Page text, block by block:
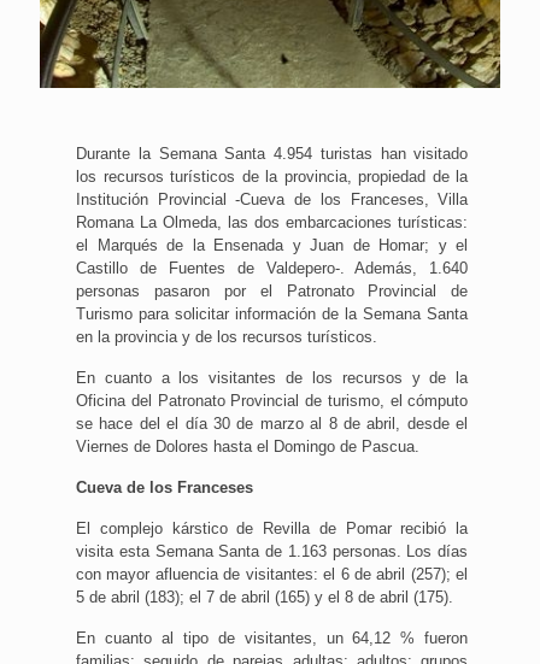
Durante la Semana Santa 4.954 turistas han visitado
los recursos turísticos de la provincia, propiedad de la
Institución Provincial -Cueva de los Franceses, Villa
Romana La Olmeda, las dos embarcaciones turísticas:
el Marqués de la Ensenada y Juan de Homar; y el
Castillo de Fuentes de Valdepero-. Además, 1.640
personas pasaron por el Patronato Provincial de
Turismo para solicitar información de la Semana Santa
en la provincia y de los recursos turísticos.
En cuanto a los visitantes de los recursos y de la
Oficina del Patronato Provincial de turismo, el cómputo
se hace del el día 30 de marzo al 8 de abril, desde el
Viernes de Dolores hasta el Domingo de Pascua.
Cueva de los Franceses
El complejo kárstico de Revilla de Pomar recibió la
visita esta Semana Santa de 1.163 personas. Los días
con mayor afluencia de visitantes: el 6 de abril (257); el
5 de abril (183); el 7 de abril (165) y el 8 de abril (175).
En cuanto al tipo de visitantes, un 64,12 % fueron